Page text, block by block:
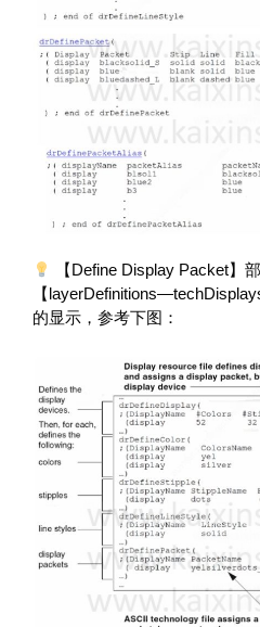
【Define Display Packet】
【
的显示，参考下图：